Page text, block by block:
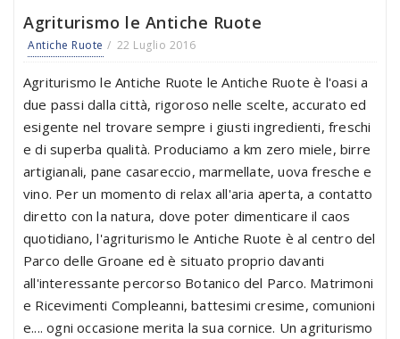
Agriturismo le Antiche Ruote
Antiche Ruote 22 Luglio 2016
Agriturismo le Antiche Ruote le Antiche Ruote è l'oasi a
due passi dalla città, rigoroso nelle scelte, accurato ed
esigente nel trovare sempre i giusti ingredienti, freschi
e di superba qualità. Produciamo a km zero miele, birre
artigianali, pane casareccio, marmellate, uova fresche e
vino. Per un momento di relax all'aria aperta, a contatto
diretto con la natura, dove poter dimenticare il caos
quotidiano, l'agriturismo le Antiche Ruote è al centro del
Parco delle Groane ed è situato proprio davanti
all'interessante percorso Botanico del Parco. Matrimoni
e Ricevimenti Compleanni, battesimi cresime, comunioni
e.... ogni occasione merita la sua cornice. Un agriturismo